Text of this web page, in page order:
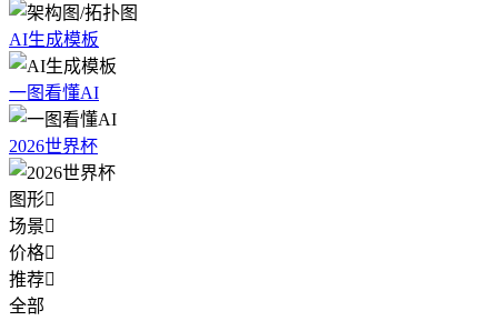
AI生成模板
一图看懂AI
2026世界杯
图形
场景
价格
推荐
全部